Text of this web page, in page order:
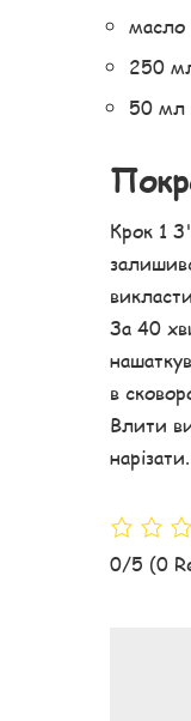
масло
250
50 мл
Крок 1
За 40
в
Влити
0/5 (0